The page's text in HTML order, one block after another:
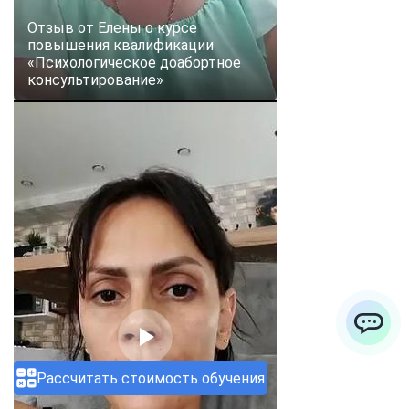
Рассчитать стоимость обучения
Отзыв от Елены о курсе
повышения квалификации
«Психологическое доабортное
консультирование»
ChatApp